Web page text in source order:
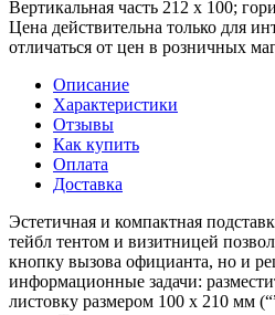
Вертикальная часть 212 x 100;
Цена действительна только для
отличаться от цен в розничных
Описание
Характеристики
Отзывы
Как купить
Оплата
Доставка
Эстетичная и компактная
тейбл тентом и визитницей
кнопку вызова официанта, но и
информационные задачи:
листовку размером 100 x 210 мм